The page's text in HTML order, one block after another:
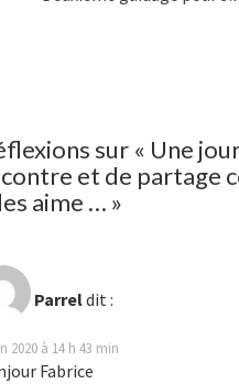
sur « Une
et de partage
aime … »
Parreldit :
2020 à 14 h 43 min
Fabrice